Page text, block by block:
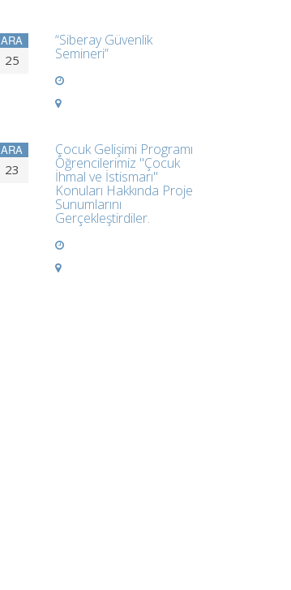
ARA
25
“Siberay Güvenlik
Semineri”
ARA
23
Çocuk Gelişimi Programı
Öğrencilerimiz "Çocuk
İhmal ve İstismarı"
Konuları Hakkında Proje
Sunumlarını
Gerçekleştirdiler.